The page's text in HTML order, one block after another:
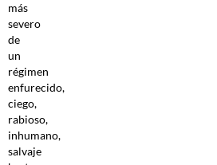
más
severo
de
un
régimen
enfurecido,
ciego,
rabioso,
inhumano,
salvaje